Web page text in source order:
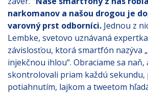
narkomanov a našou drogou je
varovný prst odborníci. Jednou z
Lembke, svetovo uznávaná
závislosťou, ktorá smartfón nazýva
injekčnou ihlou“. Obraciame sa
skontrolovali priam každú sekundu,
potiahnutím, lajkom a tweetom